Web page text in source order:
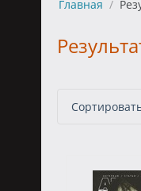
Главная /